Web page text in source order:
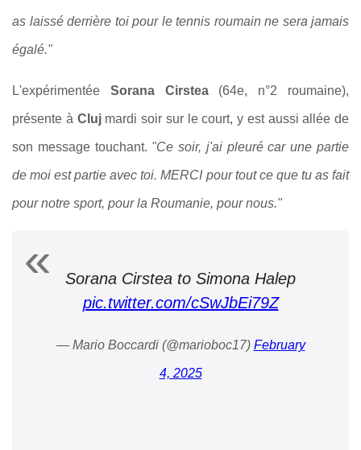
as laissé derrière toi pour le tennis roumain ne sera jamais
égalé."
L'expérimentée Sorana Cirstea(64e, n°2 roumaine),
présente à Cluj mardi soir sur le court, y est aussi allée de
son message touchant. "Ce soir, j'ai pleuré car une partie
de moi est partie avec toi. MERCI pour tout ce que tu as fait
pour notre sport, pour la Roumanie, pour nous."
Sorana Cirstea to Simona Halep
pic.twitter.com/cSwJbEi79Z
— Mario Boccardi (@marioboc17) February
4, 2025